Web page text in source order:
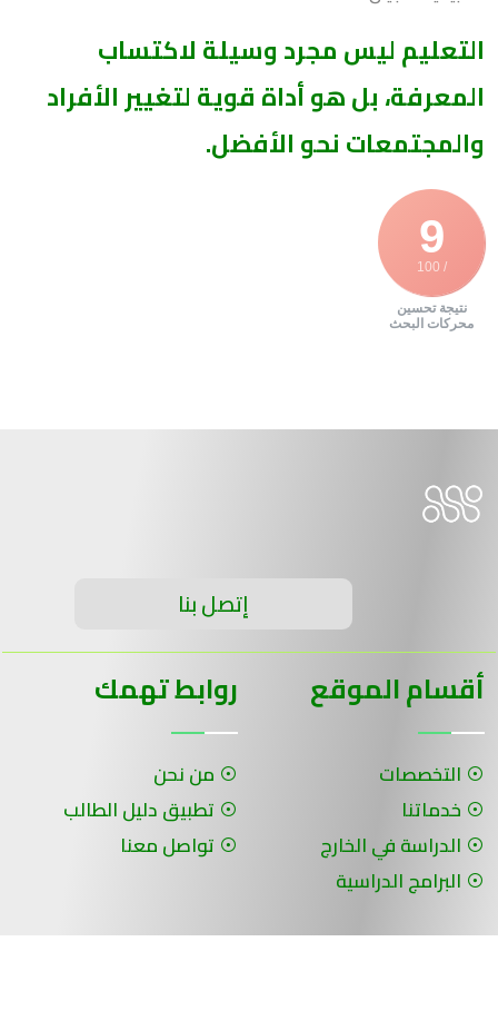
التعليم ليس مجرد وسيلة لاكتساب
المعرفة، بل هو أداة قوية لتغيير الأفراد
والمجتمعات نحو الأفضل.
9
/ 100
نتيجة تحسين
محركات البحث
إتصل بنا
أقسام الموقع
التخصصات
خدماتنا
الدراسة في الخارج
البرامج الدراسية
روابط تهمك
من نحن
تطبيق دليل الطالب
تواصل معنا